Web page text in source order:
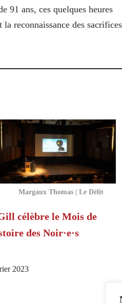
91 ans, ces quelques heures
reconnaissance des sacrifices
Margaux Thomas | Le Délit
célèbre le Mois de
des Noir·e·s
2023